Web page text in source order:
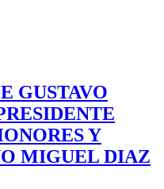
GUSTAVO
Y
MIGUEL DIAZ